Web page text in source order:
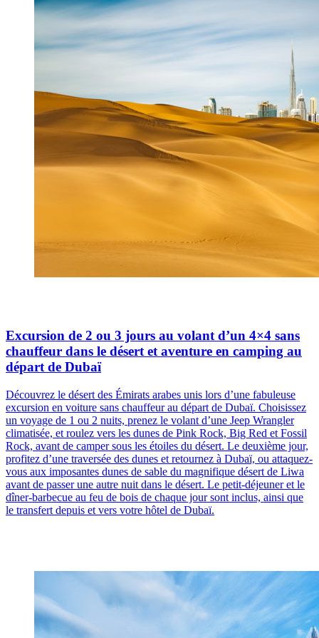
Excursion de 2 ou 3 jours au volant d’un 4×4 sans
chauffeur dans le désert et aventure en camping au
départ de Dubaï
Découvrez le désert des Émirats arabes unis lors d’une fabuleuse
excursion en voiture sans chauffeur au départ de Dubaï. Choisissez
un voyage de 1 ou 2 nuits, prenez le volant d’une Jeep Wrangler
climatisée, et roulez vers les dunes de Pink Rock, Big Red et Fossil
Rock, avant de camper sous les étoiles du désert. Le deuxième jour,
profitez d’une traversée des dunes et retournez à Dubaï, ou attaquez-
vous aux imposantes dunes de sable du magnifique désert de Liwa
avant de passer une autre nuit dans le désert. Le petit-déjeuner et le
dîner-barbecue au feu de bois de chaque jour sont inclus, ainsi que
le transfert depuis et vers votre hôtel de Dubaï.